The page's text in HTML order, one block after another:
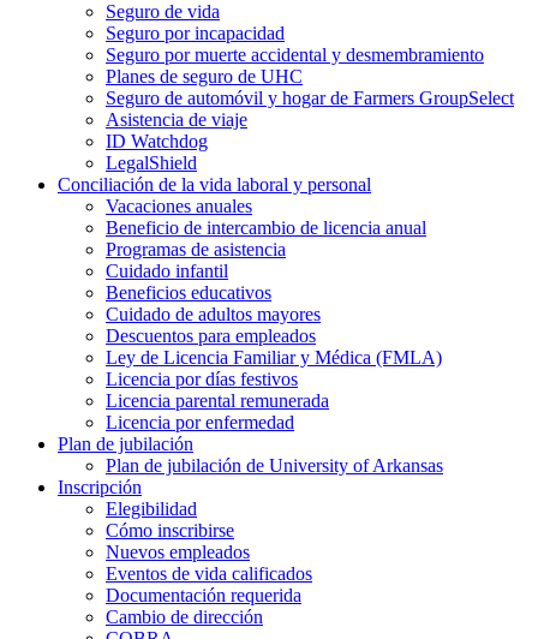
Seguro de vida
Seguro por incapacidad
Seguro por muerte accidental y desmembramiento
Planes de seguro de UHC
Seguro de automóvil y hogar de Farmers GroupSelect
Asistencia de viaje
ID Watchdog
LegalShield
Conciliación de la vida laboral y personal
Vacaciones anuales
Beneficio de intercambio de licencia anual
Programas de asistencia
Cuidado infantil
Beneficios educativos
Cuidado de adultos mayores
Descuentos para empleados
Ley de Licencia Familiar y Médica (FMLA)
Licencia por días festivos
Licencia parental remunerada
Licencia por enfermedad
Plan de jubilación
Plan de jubilación de University of Arkansas
Inscripción
Elegibilidad
Cómo inscribirse
Nuevos empleados
Eventos de vida calificados
Documentación requerida
Cambio de dirección